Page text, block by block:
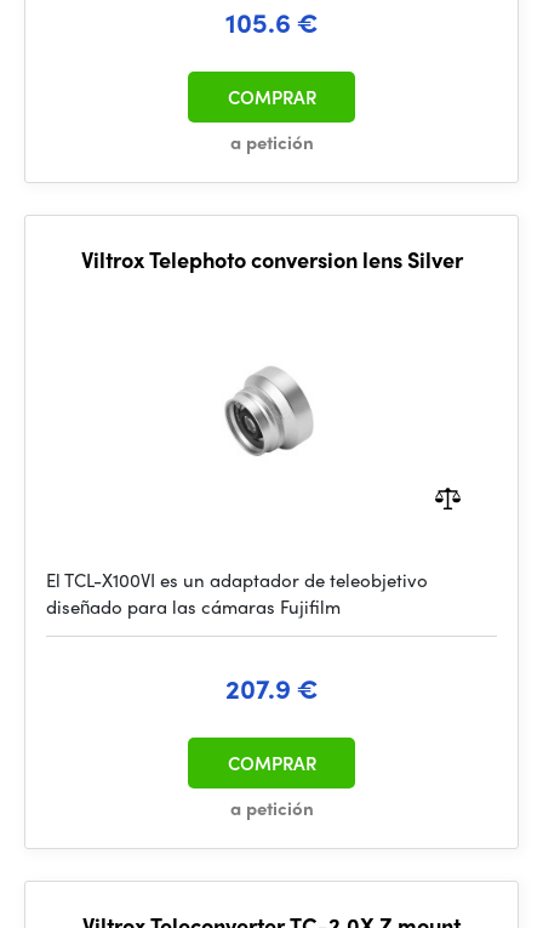
105.6 €
a petición
COMPRAR
Viltrox Telephoto conversion lens Silver
El TCL-X100VI es un adaptador de teleobjetivo
diseñado para las cámaras Fujifilm
207.9 €
a petición
COMPRAR